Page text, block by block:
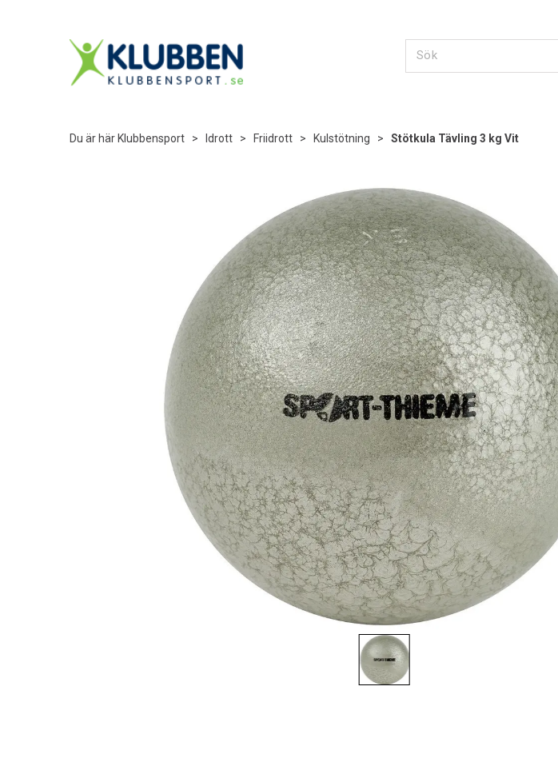
Du är här Klubbensport > Idrott > Friidrott > Kulstötning > Stötkula Tävling 3 kg Vit